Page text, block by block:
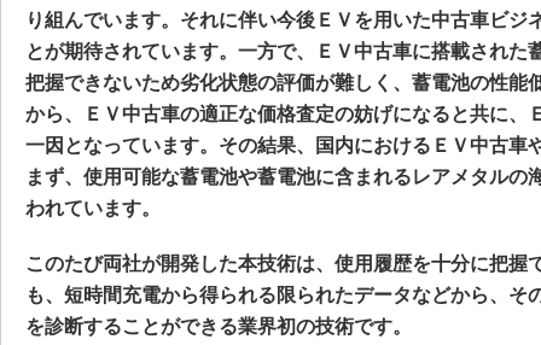
り組んでいます。それに伴い今後ＥＶを用いた中古車ビジ
とが期待されています。一方で、ＥＶ中古車に搭載された
把握できないため劣化状態の評価が難しく、蓄電池の性能
から、ＥＶ中古車の適正な価格査定の妨げになると共に、
一因となっています。その結果、国内におけるＥＶ中古車
まず、使用可能な蓄電池や蓄電池に含まれるレアメタルの
われています。
このたび両社が開発した本技術は、使用履歴を十分に把握
も、短時間充電から得られる限られたデータなどから、そ
を診断することができる業界初の技術です。